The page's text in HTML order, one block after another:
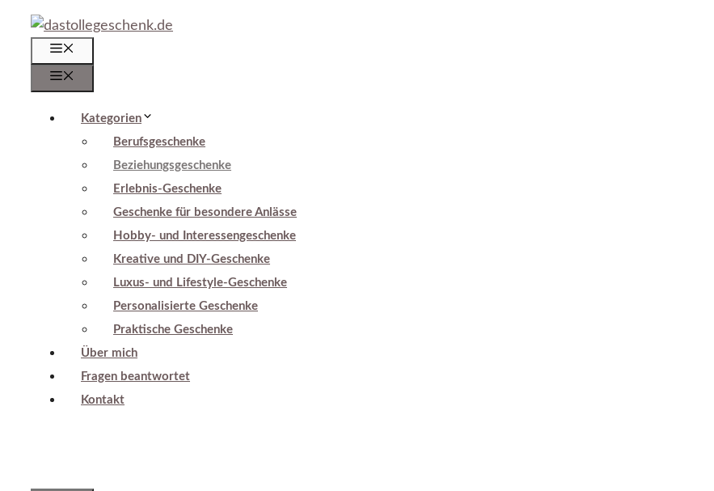
Zum
Inhalt
springen
Kategorien
Berufsgeschenke
Beziehungsgeschenke
Erlebnis-Geschenke
Geschenke für besondere Anlässe
Hobby- und Interessengeschenke
Kreative und DIY-Geschenke
Luxus- und Lifestyle-Geschenke
Personalisierte Geschenke
Praktische Geschenke
Über mich
Fragen beantwortet
Kontakt